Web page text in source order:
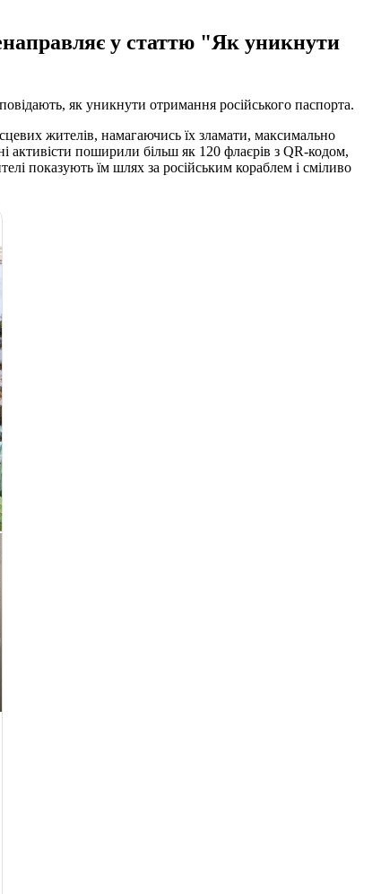
у статтю "Як уникнути
як уникнути отримання російського паспорта.
жителів, намагаючись їх зламати, максимально
активісти поширили більш як 120 флаєрів з QR-кодом,
показують їм шлях за російським кораблем і сміливо